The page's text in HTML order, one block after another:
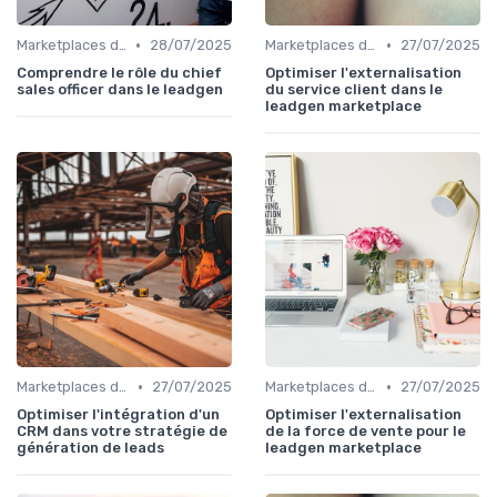
Marketplaces de leadgen •
28/07/2025
Comprendre le rôle du chief
sales officer dans le leadgen
Marketplaces de leadgen •
27/07/2025
Optimiser l'externalisation
du service client dans le
leadgen marketplace
Marketplaces de leadgen •
27/07/2025
Optimiser l'intégration d'un
CRM dans votre stratégie de
génération de leads
Marketplaces de leadgen •
27/07/2025
Optimiser l'externalisation
de la force de vente pour le
leadgen marketplace